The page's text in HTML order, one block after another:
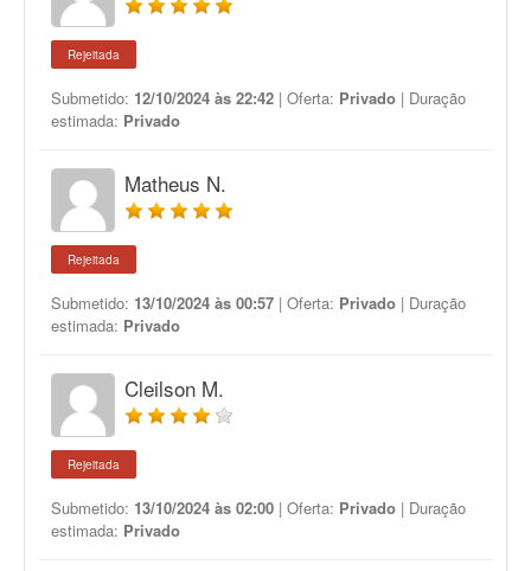
Rejeitada
Submetido: 12/10/2024 às 22:42 | Oferta: Privado | Duração
estimada: Privado
Matheus N.
Rejeitada
Submetido: 13/10/2024 às 00:57 | Oferta: Privado | Duração
estimada: Privado
Cleilson M.
Rejeitada
Submetido: 13/10/2024 às 02:00 | Oferta: Privado | Duração
estimada: Privado